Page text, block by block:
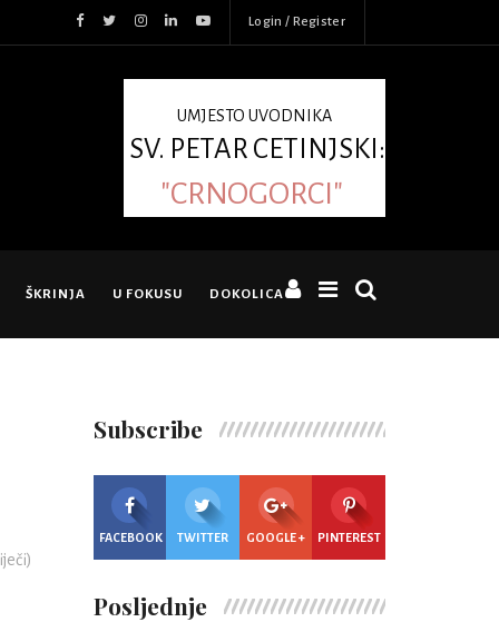
Login / Register
UMJESTO UVODNIKA
SV. PETAR CETINJSKI:
"CRNOGORCI"
ŠKRINJA U FOKUSU DOKOLICA
Subscribe
FACEBOOK TWITTER GOOGLE + PINTEREST
Posljednje